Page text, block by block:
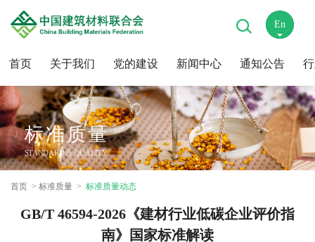
首页 关于我们 党的建设 新闻中心 通知公告
En
中
标准质量
STANDARD & QUALITY
首页 标准质量 标准质量动态
​GB/T 46594-2026《建材行业低碳企业评价指
南》国家标准解读